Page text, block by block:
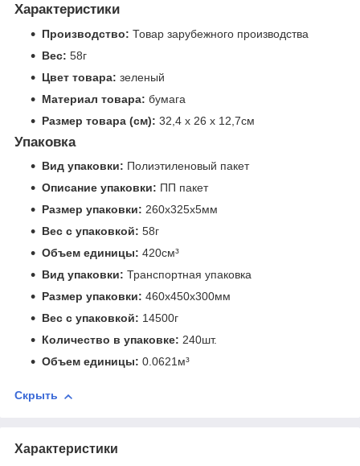
Характеристики
Производство: Товар зарубежного производства
Вес: 58г
Цвет товара: зеленый
Материал товара: бумага
Размер товара (см): 32,4 х 26 х 12,7см
Упаковка
Вид упаковки: Полиэтиленовый пакет
Описание упаковки: ПП пакет
Размер упаковки: 260x325x5мм
Вес с упаковкой: 58г
Объем единицы: 420см³
Вид упаковки: Транспортная упаковка
Размер упаковки: 460x450x300мм
Вес с упаковкой: 14500г
Количество в упаковке: 240шт.
Объем единицы: 0.0621м³
Скрыть
Характеристики